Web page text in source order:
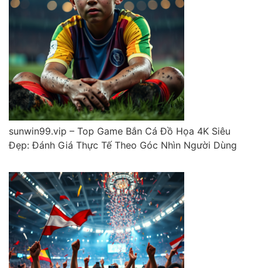
sunwin99.vip – Top Game Bắn Cá Đồ Họa 4K Siêu
Đẹp: Đánh Giá Thực Tế Theo Góc Nhìn Người Dùng